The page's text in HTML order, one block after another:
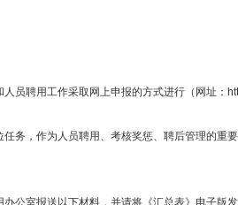
员聘用工作采取网上申报的方式进行（网址：
务，作为人员聘用、考核奖惩、聘后管理的重要
办公室报送以下材料，并请将《汇总表》电子版